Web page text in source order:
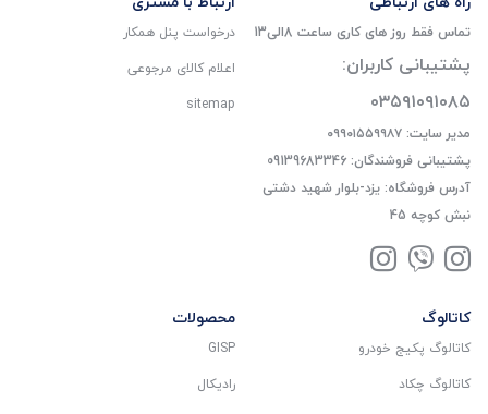
تماس فقط روز های کاری ساعت 8الی13
پشتیبانی کاربران:
۰۳۵۹۱۰۹۱۰۸۵
مدیر سایت: ۰۹۹۰۱۵۵۹۹۸۷
پشتیبانی فروشندگان: 09139683346
آدرس فروشگاه: یزد-بلوار شهید دشتی
نبش کوچه 45
درخواست پنل همکار
اعلام کالای مرجوعی
sitemap
کاتالوگ
کاتالوگ پکیج خودرو
کاتالوگ چکاد
محصولات
GISP
رادیکال